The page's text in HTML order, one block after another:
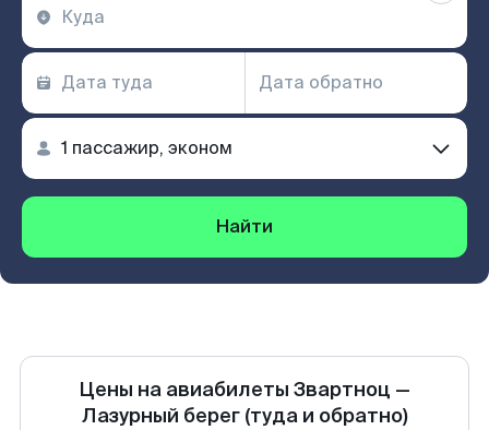
Найти
Цены на авиабилеты Звартноц —
Лазурный берег (туда и обратно)